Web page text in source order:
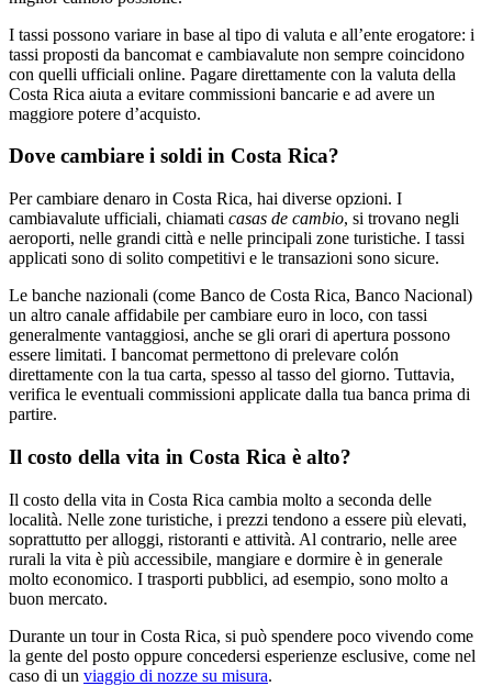
I tassi possono variare in base al tipo di valuta e all’ente erogatore: i
tassi proposti da bancomat e cambiavalute non sempre coincidono
con quelli ufficiali online. Pagare direttamente con la valuta della
Costa Rica aiuta a evitare commissioni bancarie e ad avere un
maggiore potere d’acquisto.
Dove cambiare i soldi in Costa Rica?
Per cambiare denaro in Costa Rica, hai diverse opzioni. I
cambiavalute ufficiali, chiamati casas de cambio, si trovano negli
aeroporti, nelle grandi città e nelle principali zone turistiche. I tassi
applicati sono di solito competitivi e le transazioni sono sicure.
Le banche nazionali (come Banco de Costa Rica, Banco Nacional)
un altro canale affidabile per cambiare euro in loco, con tassi
generalmente vantaggiosi, anche se gli orari di apertura possono
essere limitati. I bancomat permettono di prelevare colón
direttamente con la tua carta, spesso al tasso del giorno. Tuttavia,
verifica le eventuali commissioni applicate dalla tua banca prima di
partire.
Il costo della vita in Costa Rica è alto?
Il costo della vita in Costa Rica cambia molto a seconda delle
località. Nelle zone turistiche, i prezzi tendono a essere più elevati,
soprattutto per alloggi, ristoranti e attività. Al contrario, nelle aree
rurali la vita è più accessibile, mangiare e dormire è in generale
molto economico. I trasporti pubblici, ad esempio, sono molto a
buon mercato.
Durante un tour in Costa Rica, si può spendere poco vivendo come
la gente del posto oppure concedersi esperienze esclusive, come nel
caso di un viaggio di nozze su misura.